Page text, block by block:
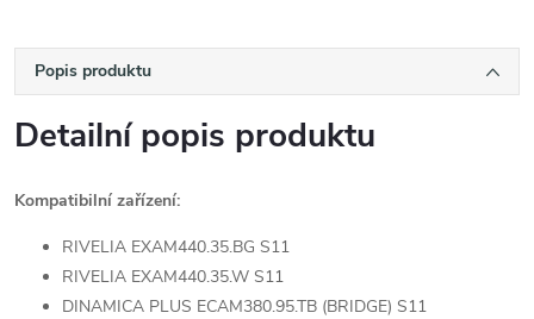
Popis produktu
Detailní popis produktu
Kompatibilní zařízení:
RIVELIA EXAM440.35.BG S11
RIVELIA EXAM440.35.W S11
DINAMICA PLUS ECAM380.95.TB (BRIDGE) S11